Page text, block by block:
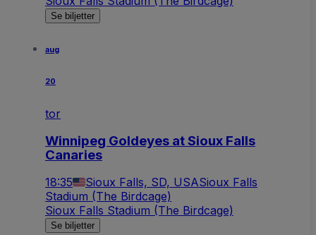
Se biljetter
aug
20
tor
Winnipeg Goldeyes at Sioux Falls
Canaries
18:35 Sioux Falls, SD, USASioux Falls
Stadium (The Birdcage)
Sioux Falls Stadium (The Birdcage)
Se biljetter